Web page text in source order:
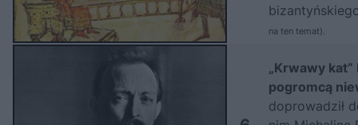
na ten temat).
„Krwawy kat”
pogromcą
doprowadził